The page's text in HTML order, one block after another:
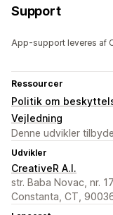
Support
App-support leveres af
Ressourcer
Politik om
Vejledning
Denne udvikler
Udvikler
CreativeR A.I.
str. Baba Novac, nr.
Constanta, CT,